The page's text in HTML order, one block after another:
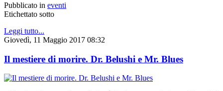
Pubblicato in eventi
Etichettato sotto
Leggi tutto...
Giovedì, 11 Maggio 2017 08:32
Il mestiere di morire. Dr. Belushi e Mr. Blues